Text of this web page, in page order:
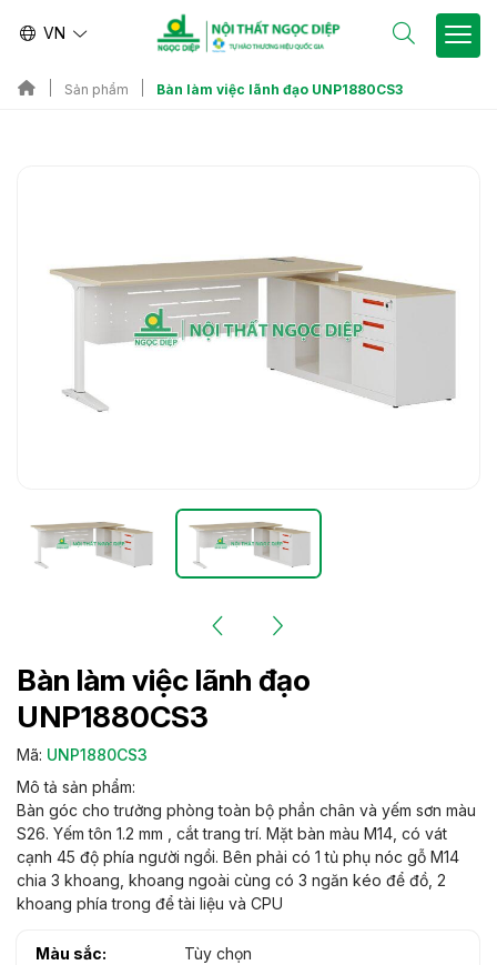
VN
Sản phẩm Bàn làm việc lãnh đạo UNP1880CS3
Bàn làm việc lãnh đạo
UNP1880CS3
Mã: UNP1880CS3
Mô tả sản phẩm:
Bàn góc cho trưởng phòng toàn bộ phần chân và yếm sơn màu
S26. Yếm tôn 1.2 mm , cắt trang trí. Mặt bàn màu M14, có vát
cạnh 45 độ phía người ngồi. Bên phải có 1 tủ phụ nóc gỗ M14
chia 3 khoang, khoang ngoài cùng có 3 ngăn kéo để đồ, 2
khoang phía trong để tài liệu và CPU
Màu sắc: Tùy chọn